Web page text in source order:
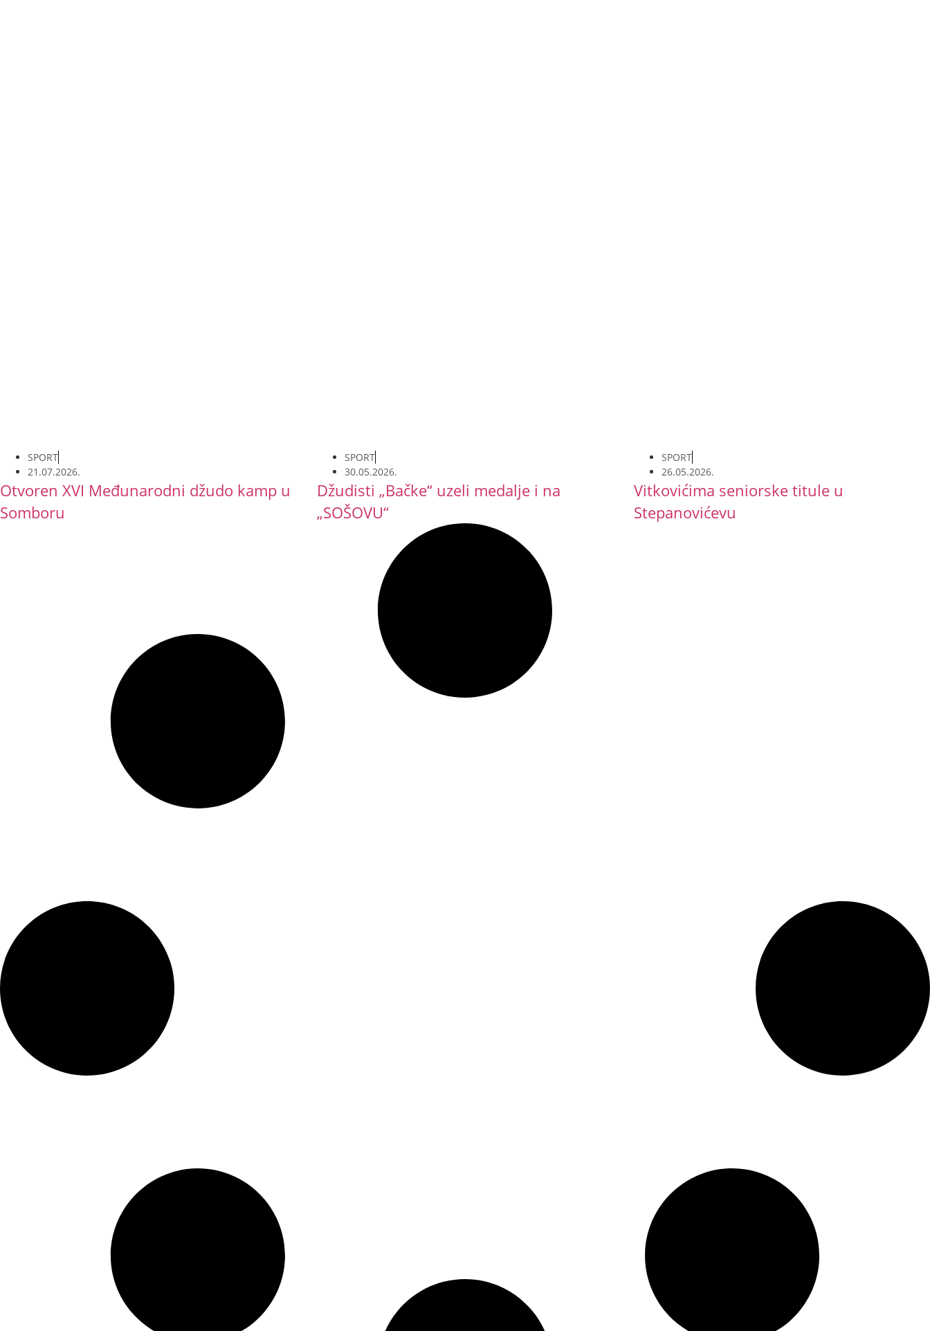
SPORT
21.07.2026.
Otvoren XVI Međunarodni džudo kamp u
Somboru
SPORT
30.05.2026.
Džudisti „Bačke“ uzeli medalje i na
„SOŠOVU“
SPORT
26.05.2026.
Vitkovićima seniorske titule u
Stepanovićevu